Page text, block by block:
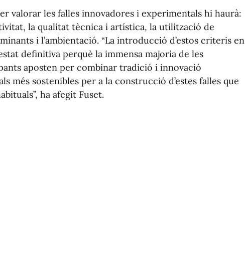
valorar les falles innovadores i experimentals hi haurà:
la qualitat tècnica i artística, la utilització de
i l’ambientació. “La introducció d’estos criteris en
definitiva perquè la immensa majoria de les
aposten per combinar tradició i innovació
més sostenibles per a la construcció d’estes falles que
ha afegit Fuset.